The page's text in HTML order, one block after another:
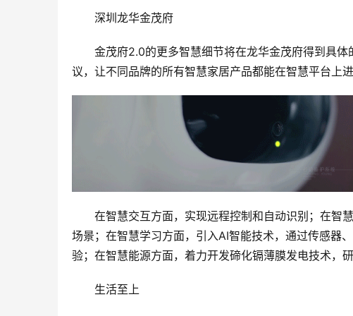
深圳龙华金茂府
金茂府2.0的更多智慧细节将在龙华金茂府得到具
议，让不同品牌的所有智慧家居产品都能在智慧平台上
在智慧交互方面，实现远程控制和自动识别；在智
场景；在智慧学习方面，引入AI智能技术，通过传感器
验；在智慧能源方面，着力开发碲化镉薄膜发电技术，
生活至上